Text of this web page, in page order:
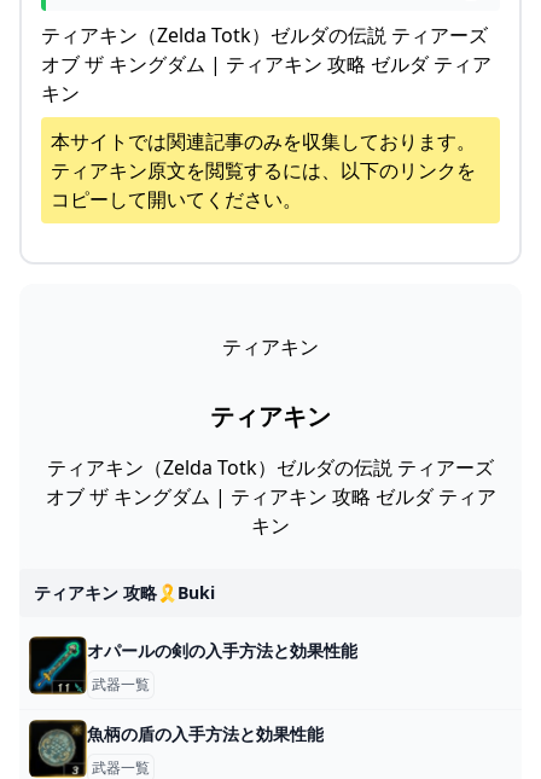
ティアキン（Zelda Totk）ゼルダの伝説 ティアーズ
オブ ザ キングダム | ティアキン 攻略 ゼルダ ティア
キン
本サイトでは関連記事のみを収集しております。
ティアキン原文を閲覧するには、以下のリンクを
コピーして開いてください。
ティアキン
ティアキン
ティアキン（Zelda Totk）ゼルダの伝説 ティアーズ
オブ ザ キングダム | ティアキン 攻略 ゼルダ ティア
キン
ティアキン 攻略🎗️buki
オパールの剣の入手方法と効果性能
武器一覧
魚柄の盾の入手方法と効果性能
武器一覧